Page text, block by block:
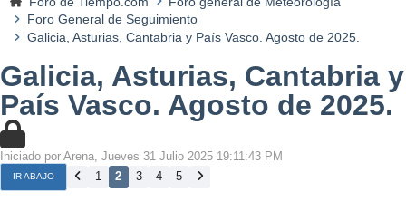
Foro General de Seguimiento
Galicia, Asturias, Cantabria y País Vasco. Agosto de 2025.
Galicia, Asturias, Cantabria y
País Vasco. Agosto de 2025.
Iniciado por Arena, Jueves 31 Julio 2025 19:11:43 PM
IR ABAJO 1 2 3 4 5